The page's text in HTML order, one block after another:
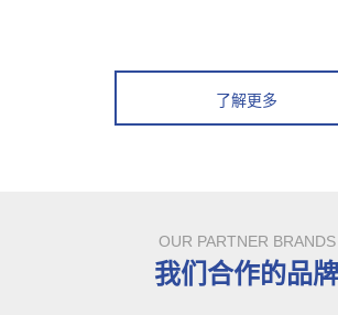
了解更多
OUR PARTNER BRANDS
我们合作的品牌